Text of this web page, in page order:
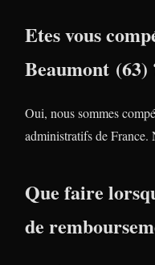
Etes vous
Beaumont (63)
Oui, nous sommes
administratifs de France.
Que faire
de